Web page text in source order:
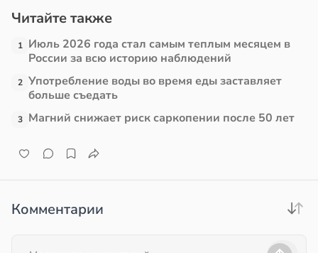
Читайте также
1 Июль 2026 года стал самым теплым месяцем в
России за всю историю наблюдений
2 Употребление воды во время еды заставляет
больше съедать
3 Магний снижает риск саркопении после 50 лет
Комментарии